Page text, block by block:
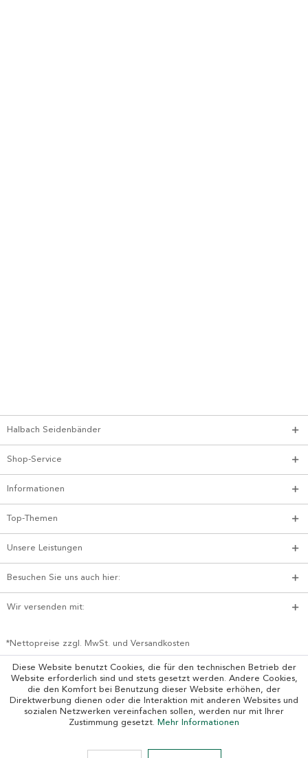
Halbach Seidenbänder
Shop-Service
Informationen
Top-Themen
Unsere Leistungen
Besuchen Sie uns auch hier:
Wir versenden mit:
*Nettopreise zzgl. MwSt. und Versandkosten
Diese Website benutzt Cookies, die für den technischen Betrieb der
Website erforderlich sind und stets gesetzt werden. Andere Cookies,
die den Komfort bei Benutzung dieser Website erhöhen, der
Direktwerbung dienen oder die Interaktion mit anderen Websites und
sozialen Netzwerken vereinfachen sollen, werden nur mit Ihrer
Zustimmung gesetzt. Mehr Informationen